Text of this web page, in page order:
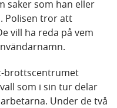
saker som han eller
Polisen tror att
vill ha reda på vem
brottscentrumet
som i sin tur delar
Under de två